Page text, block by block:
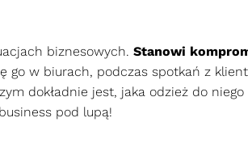
biznesowych. Stanowi
go w biurach, podczas spotkań z
dokładnie jest, jaka odzież do niego
pod lupą!